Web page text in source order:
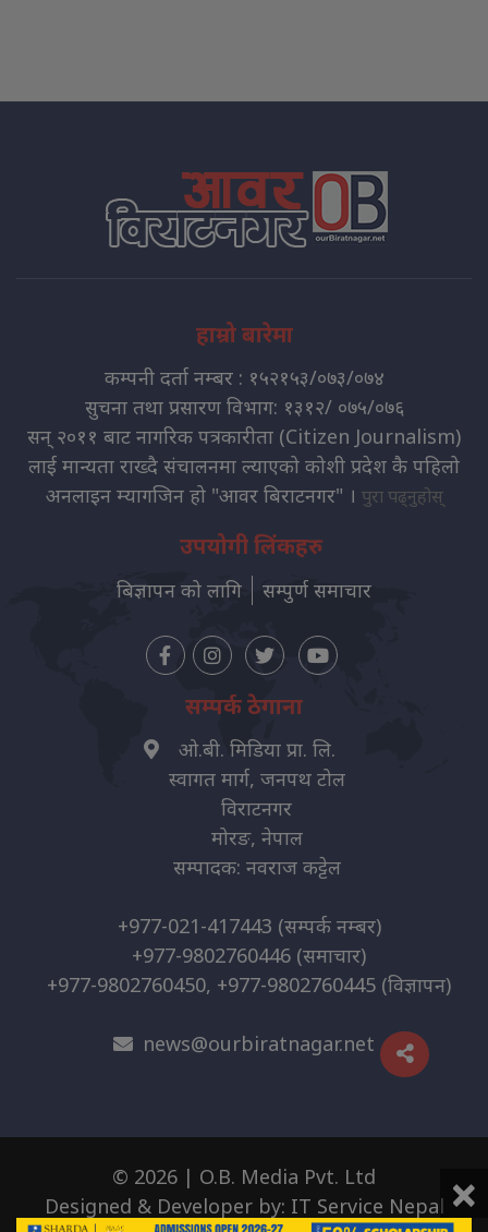
हाम्रो बारेमा
कम्पनी दर्ता नम्बर : १५२१५३/०७३/०७४
सुचना तथा प्रसारण विभाग: १३१२/ ०७५/०७६
सन् २०११ बाट नागरिक पत्रकारीता (Citizen Journalism)
लाई मान्यता राख्दै संचालनमा ल्याएको कोशी प्रदेश कै पहिलो
अनलाइन म्यागजिन हो "आवर बिराटनगर" । पुरा पढ्नुहोस्
उपयोगी लिंकहरु
बिज्ञापन को लागि सम्पुर्ण समाचार
सम्पर्क ठेगाना
ओ.बी. मिडिया प्रा. लि.
स्वागत मार्ग, जनपथ टोल
विराटनगर
मोरङ, नेपाल
सम्पादक: नवराज कट्टेल
+977-021-417443 (सम्पर्क नम्बर)
+977-9802760446 (समाचार)
+977-9802760450, +977-9802760445 (विज्ञापन)
news@ourbiratnagar.net
© 2026 | O.B. Media Pvt. Ltd
Designed & Developer by: IT Service Nepal ×